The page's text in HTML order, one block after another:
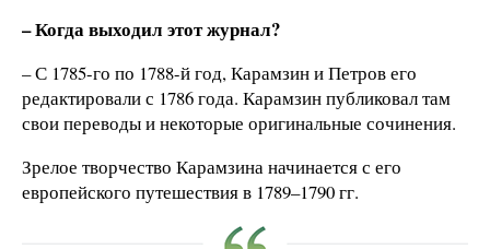
– Когда выходил этот журнал?
– С 1785-го по 1788-й год, Карамзин и Петров его
редактировали с 1786 года. Карамзин публиковал там
свои переводы и некоторые оригинальные сочинения.
Зрелое творчество Карамзина начинается с его
европейского путешествия в 1789–1790 гг.